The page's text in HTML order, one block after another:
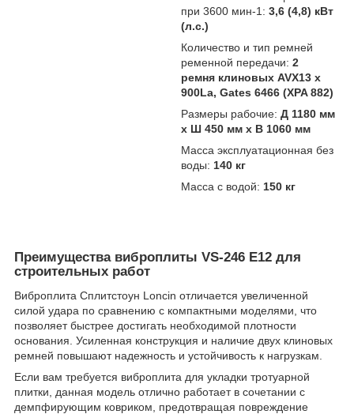
при 3600 мин-1: 3,6 (4,8) кВт
(л.с.)
Количество и тип ремней
ременной передачи: 2
ремня клиновых AVX13 x
900La, Gates 6466 (XPA 882)
Размеры рабочие: Д 1180 мм
x Ш 450 мм x В 1060 мм
Масса эксплуатационная без
воды: 140 кг
Масса с водой: 150 кг
Преимущества виброплиты VS-246 Е12 для
строительных работ
Виброплита Сплитстоун Loncin отличается увеличенной
силой удара по сравнению с компактными моделями, что
позволяет быстрее достигать необходимой плотности
основания. Усиленная конструкция и наличие двух клиновых
ремней повышают надежность и устойчивость к нагрузкам.
Если вам требуется виброплита для укладки тротуарной
плитки, данная модель отлично работает в сочетании с
демпфирующим ковриком, предотвращая повреждение